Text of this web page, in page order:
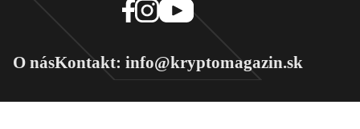
O násKontakt: info@kryptomagazin.sk